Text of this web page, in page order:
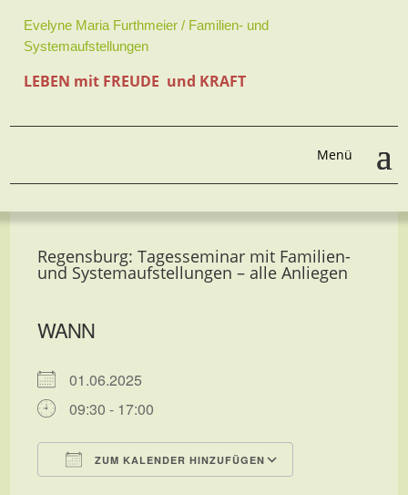
Evelyne Maria Furthmeier / Familien- und
Systemaufstellungen
LEBEN mit FREUDE und KRAFT
Regensburg: Tagesseminar mit Familien-
und Systemaufstellungen – alle Anliegen
WANN
01.06.2025
09:30 - 17:00
ZUM KALENDER HINZUFÜGEN